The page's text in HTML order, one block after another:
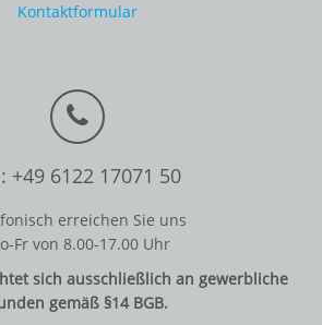
Kontaktformular
+49 6122 17071 50
erreichen Sie uns
Fr von 8.00-17.00 Uhr
sich ausschließlich an gewerbliche
gemäß §14 BGB.